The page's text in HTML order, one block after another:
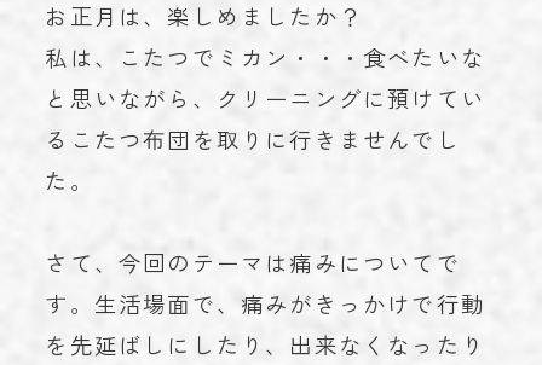
お知らせ
学術実績
ブログ BLOG
お問い合わせ
TEL023-616-3691
お正月は、楽しめましたか？
私は、こたつでミカン・・・食べたいな
と思いながら、クリーニングに預けてい
るこたつ布団を取りに行きませんでし
た。
さて、今回のテーマは痛みについてで
す。生活場面で、痛みがきっかけで行動
を先延ばしにしたり、出来なくなったり